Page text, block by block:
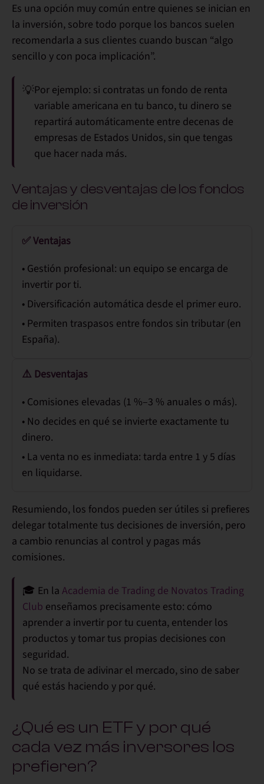
Es una opción muy común entre quienes se inician en
la inversión, sobre todo porque los bancos suelen
recomendarla a sus clientes cuando buscan “algo
sencillo y con poca implicación”.
💡Por ejemplo: si contratas un fondo de renta
variable americana en tu banco, tu dinero se
repartirá automáticamente entre decenas de
empresas de Estados Unidos, sin que tengas
que hacer nada más.
Ventajas y desventajas de los fondos
de inversión
✅ Ventajas
• Gestión profesional: un equipo se encarga de
invertir por ti.
• Diversificación automática desde el primer euro.
• Permiten traspasos entre fondos sin tributar (en
España).
⚠️ Desventajas
• Comisiones elevadas (1 %–3 % anuales o más).
• No decides en qué se invierte exactamente tu
dinero.
• La venta no es inmediata: tarda entre 1 y 5 días
en liquidarse.
Resumiendo, los fondos pueden ser útiles si prefieres
delegar totalmente tus decisiones de inversión, pero
a cambio renuncias al control y pagas más
comisiones.
🎓 En la Academia de Trading de Novatos Trading
Club enseñamos precisamente esto: cómo
aprender a invertir por tu cuenta, entender los
productos y tomar tus propias decisiones con
seguridad.
No se trata de adivinar el mercado, sino de saber
qué estás haciendo y por qué.
¿Qué es un ETF y por qué
cada vez más inversores los
prefieren?